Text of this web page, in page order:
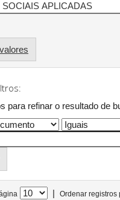
para refinar o resultado de
|
Ordenar registros